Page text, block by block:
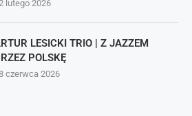
lutego 2026
LESICKI TRIO | Z JAZZEM
POLSKĘ
czerwca 2026